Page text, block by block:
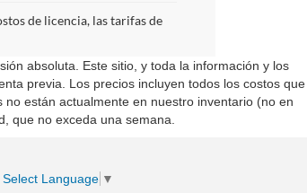
de licencia, las tarifas de
absoluta. Este sitio, y toda la información y los
previa. Los precios incluyen todos los costos que
están actualmente en nuestro inventario (no en
que no exceda una semana.
Select Language ▼